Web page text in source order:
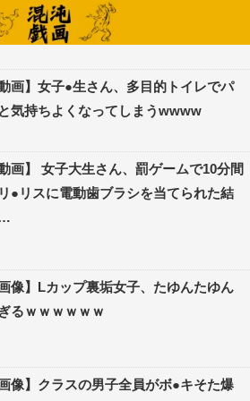
テハン使えるようになりました🌱
動画】女子●生さん、多目的トイレでパ
気持ちよくなってしまうwwww
動画】 女子大生さん、罰ゲームで10分間
●リスに電動歯ブラシを当てられた結
画像】Lカップ裏垢女子、たゆんたゆん
るｗｗｗｗｗｗ
画像】クラスの男子全員がボ●キそた爆